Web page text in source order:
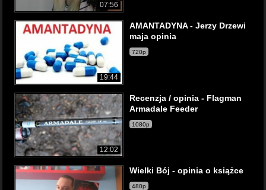
07:56
19:44
AMANTADYNA - Jerzy Drzewi
maja opinia
720p
12:02
Recenzja / opinia - Flagman
Armadale Feeder
1080p
Wielki Bój - opinia o książce
480p